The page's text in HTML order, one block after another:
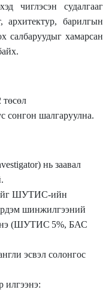
чиглэсэн судалгааг
архитектур, барилгын
салбаруудыг хамарсан
төсөл
сонгон шалгаруулна.
нь заавал
ШУТИС-ийн
шинжилгээний
(ШУТИС 5%, БАС
эсвэл солонгос
илгээнэ: